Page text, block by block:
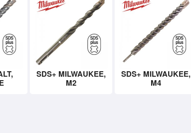
SDS+ MILWAUKEE,
M2
SDS+ MILWAUKEE,
M4